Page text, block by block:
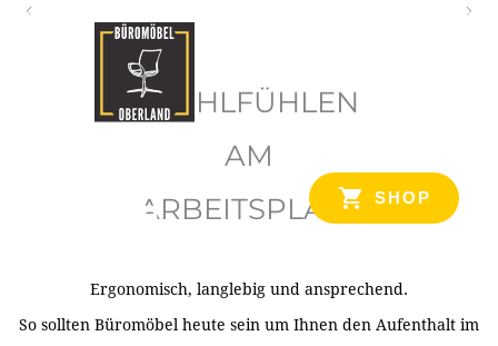
SHOP
WOHLFÜHLEN
AM
ARBEITSPLATZ
Ergonomisch, langlebig und ansprechend.
So sollten Büromöbel heute sein um Ihnen den Aufenthalt im